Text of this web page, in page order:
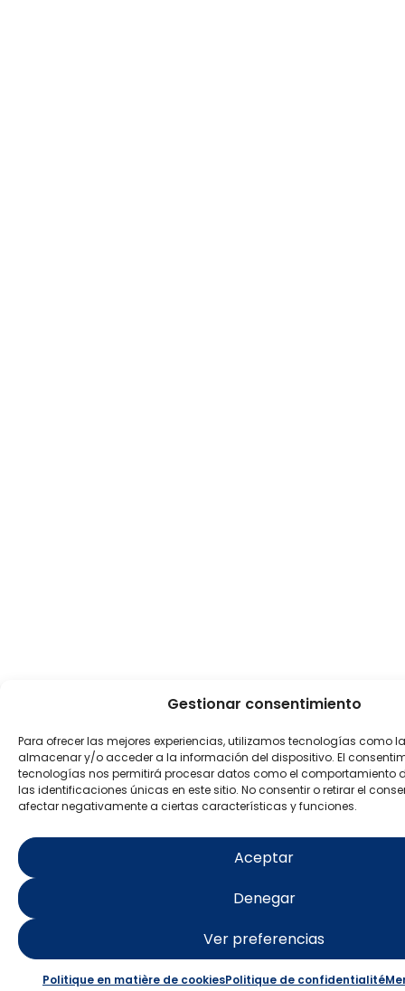
Gestionar consentimiento
Para ofrecer las mejores experiencias, utilizamos tecnologías como
almacenar y/o acceder a la información del dispositivo. El
tecnologías nos permitirá procesar datos como el comportamiento
las identificaciones únicas en este sitio. No consentir o retirar el
afectar negativamente a ciertas características y funciones.
Aceptar
Denegar
Ver preferencias
Politique en matière de cookiesPolitique de confidentialité